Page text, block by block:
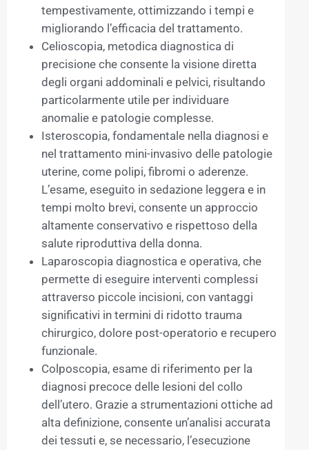
tempestivamente, ottimizzando i tempi e
migliorando l’efficacia del trattamento.
Celioscopia, metodica diagnostica di
precisione che consente la visione diretta
degli organi addominali e pelvici, risultando
particolarmente utile per individuare
anomalie e patologie complesse.
Isteroscopia, fondamentale nella diagnosi e
nel trattamento mini-invasivo delle patologie
uterine, come polipi, fibromi o aderenze.
L’esame, eseguito in sedazione leggera e in
tempi molto brevi, consente un approccio
altamente conservativo e rispettoso della
salute riproduttiva della donna.
Laparoscopia diagnostica e operativa, che
permette di eseguire interventi complessi
attraverso piccole incisioni, con vantaggi
significativi in termini di ridotto trauma
chirurgico, dolore post-operatorio e recupero
funzionale.
Colposcopia, esame di riferimento per la
diagnosi precoce delle lesioni del collo
dell’utero. Grazie a strumentazioni ottiche ad
alta definizione, consente un’analisi accurata
dei tessuti e, se necessario, l’esecuzione